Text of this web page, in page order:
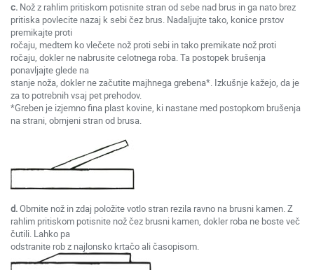
c. Nož z rahlim pritiskom potisnite stran od sebe nad brus in ga nato brez
pritiska povlecite nazaj k sebi čez brus. Nadaljujte tako, konice prstov
premikajte proti
ročaju, medtem ko vlečete nož proti sebi in tako premikate nož proti
ročaju, dokler ne nabrusite celotnega roba. Ta postopek brušenja
ponavljajte glede na
stanje noža, dokler ne začutite majhnega grebena*. Izkušnje kažejo, da je
za to potrebnih vsaj pet prehodov.
*Greben je izjemno fina plast kovine, ki nastane med postopkom brušenja
na strani, obrnjeni stran od brusa.
d.Obrnite nož in zdaj položite votlo stran rezila ravno na brusni kamen. Z
rahlim pritiskom potisnite nož čez brusni kamen, dokler roba ne boste več
čutili. Lahko pa
odstranite rob z najlonsko krtačo ali časopisom.